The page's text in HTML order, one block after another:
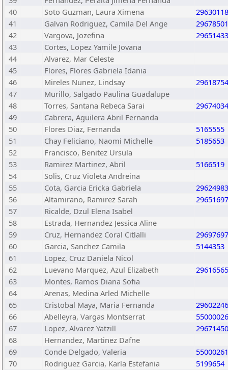
40
Soto Guzman, Laura Ximena
29630118
41
Galvan Rodriguez, Camila Del Ange
29678501
42
Vargova, Jozefina
29651433
43
Cortes, Lopez Yamile Jovana
44
Alvarez, Mar Celeste
45
Flores, Flores Gabriela Idania
46
Mireles Nunez, Lindsay
29618754
47
Murillo, Salgado Paulina Guadalupe
48
Torres, Santana Rebeca Sarai
29674034
49
Cabrera, Aguilera Abril Fernanda
50
Flores Diaz, Fernanda
5165555
51
Chay Feliciano, Naomi Michelle
5185653
52
Francisco, Benitez Ursula
53
Ramirez Martinez, Abril
5166519
54
Solis, Cruz Violeta Andreina
55
Cota, Garcia Ericka Gabriela
29624983
56
Altamirano, Ramirez Sarah
29651697
57
Ricalde, Dzul Elena Isabel
58
Estrada, Hernandez Jessica Aline
59
Cruz, Hernandez Coral Citlalli
29697697
60
Garcia, Sanchez Camila
5144353
61
Lopez, Cruz Daniela Nicol
62
Luevano Marquez, Azul Elizabeth
29616565
63
Montes, Ramos Diana Sofia
64
Arenas, Medina Arled Michelle
65
Cristobal Maya, Maria Fernanda
29602246
66
Abelleyra, Vargas Montserrat
67
Lopez, Alvarez Yatzill
29671450
68
Hernandez, Martinez Dafne
69
Conde Delgado, Valeria
70
Rodriguez Garcia, Karla Estefania 5199654